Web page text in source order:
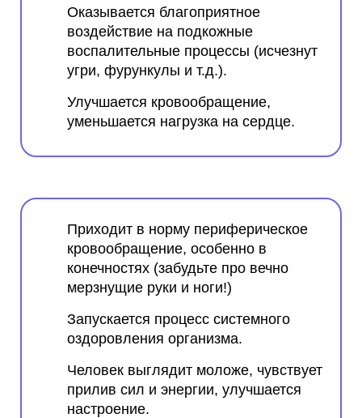
Оказывается благоприятное
воздействие на подкожные
воспалительные процессы (исчезнут
угри, фурункулы и т.д.).
Улучшается кровообращение,
уменьшается нагрузка на сердце.
Приходит в норму периферическое
кровообращение, особенно в
конечностях (забудьте про вечно
мерзнущие руки и ноги!)
Запускается процесс системного
оздоровления организма.
Человек выглядит моложе, чувствует
прилив сил и энергии, улучшается
настроение.